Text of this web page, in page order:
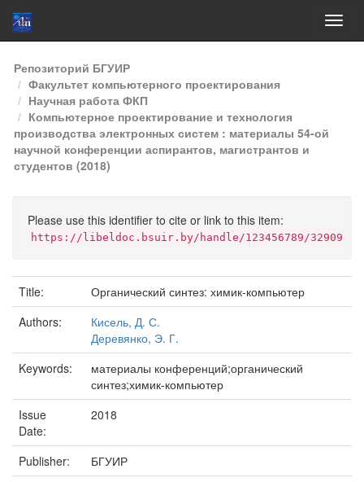
Skip
navigation
Репозиторий БГУИР
Факультет компьютерного проектирования
Научная работа ФКП
Компьютерное проектирование и технология
производства электронных систем : материалы 54-ой
научной конференции аспирантов, магистрантов и
студентов (2018)
Please use this identifier to cite or link to this item:
https://libeldoc.bsuir.by/handle/123456789/32909
Title:
Органический синтез: химик-компьютер
Authors:
Кисель, Д. С.
Деревянко, Э. Г.
Keywords:
материалы конференций;органический
синтез;химик-компьютер
Issue
Date:
2018
Publisher:
БГУИР